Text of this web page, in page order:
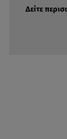
Δείτε